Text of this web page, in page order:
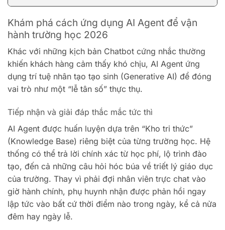
Khám phá cách ứng dụng AI Agent để vận
hành trường học 2026
Khác với những kịch bản Chatbot cứng nhắc thường
khiến khách hàng cảm thấy khó chịu, AI Agent ứng
dụng trí tuệ nhân tạo tạo sinh (Generative AI) để đóng
vai trò như một “lễ tân số” thực thụ.
Tiếp nhận và giải đáp thắc mắc tức thì
AI Agent được huấn luyện dựa trên “Kho tri thức”
(Knowledge Base) riêng biệt của từng trường học. Hệ
thống có thể trả lời chính xác từ học phí, lộ trình đào
tạo, đến cả những câu hỏi hóc búa về triết lý giáo dục
của trường. Thay vì phải đợi nhân viên trực chat vào
giờ hành chính, phụ huynh nhận được phản hồi ngay
lập tức vào bất cứ thời điểm nào trong ngày, kể cả nửa
đêm hay ngày lễ.